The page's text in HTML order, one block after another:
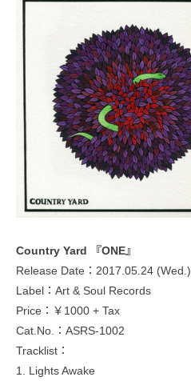
Country Yard 『ONE』
Release Date：2017.05.24 (Wed.)
Label：Art & Soul Records
Price：￥1000 + Tax
Cat.No.：ASRS-1002
Tracklist：
1. Lights Awake